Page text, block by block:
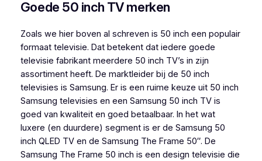
Goede 50 inch TV merken
Zoals we hier boven al schreven is 50 inch een populair
formaat televisie. Dat betekent dat iedere goede
televisie fabrikant meerdere 50 inch TV’s in zijn
assortiment heeft. De marktleider bij de 50 inch
televisies is Samsung. Er is een ruime keuze uit 50 inch
Samsung televisies en een Samsung 50 inch TV is
goed van kwaliteit en goed betaalbaar. In het wat
luxere (en duurdere) segment is er de Samsung 50
inch QLED TV en de Samsung The Frame 50″. De
Samsung The Frame 50 inch is een design televisie die